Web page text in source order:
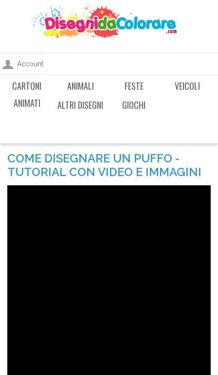
Account
CARTONI
ANIMATI
ANIMALI FESTE
VEICOLI
ALTRI DISEGNI
GIOCHI
COME DISEGNARE UN PUFFO -
TUTORIAL CON VIDEO E IMMAGINI